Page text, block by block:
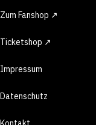
Zum Fanshop ↗
Ticketshop ↗
Impressum
Datenschutz